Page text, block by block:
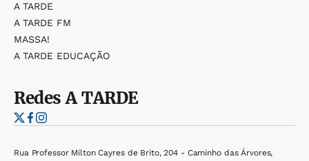
A TARDE
A TARDE FM
MASSA!
A TARDE EDUCAÇÃO
RedesA TARDE
Rua Professor Milton Cayres de Brito, 204 - Caminho das Árvores,